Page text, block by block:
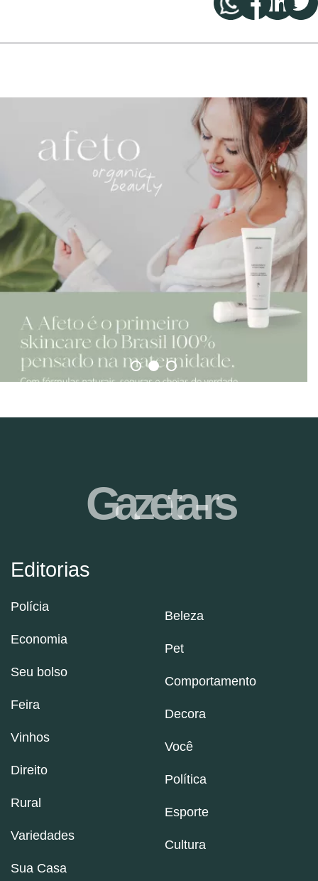
Editorias
Polícia
Economia
Seu bolso
Feira
Vinhos
Direito
Rural
Variedades
Sua Casa
Beleza
Pet
Comportamento
Decora
Você
Política
Esporte
Cultura
Gazeta-rs